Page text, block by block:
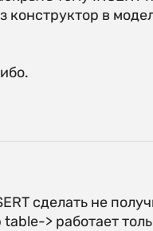
в
сделать не
> работает